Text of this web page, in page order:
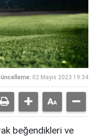
02 Mayıs 2023 19:34
beğendikleri ve